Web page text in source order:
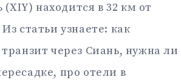
находится в 32 км от
статьи узнаете: как
через Сиань, нужна ли
про отели в